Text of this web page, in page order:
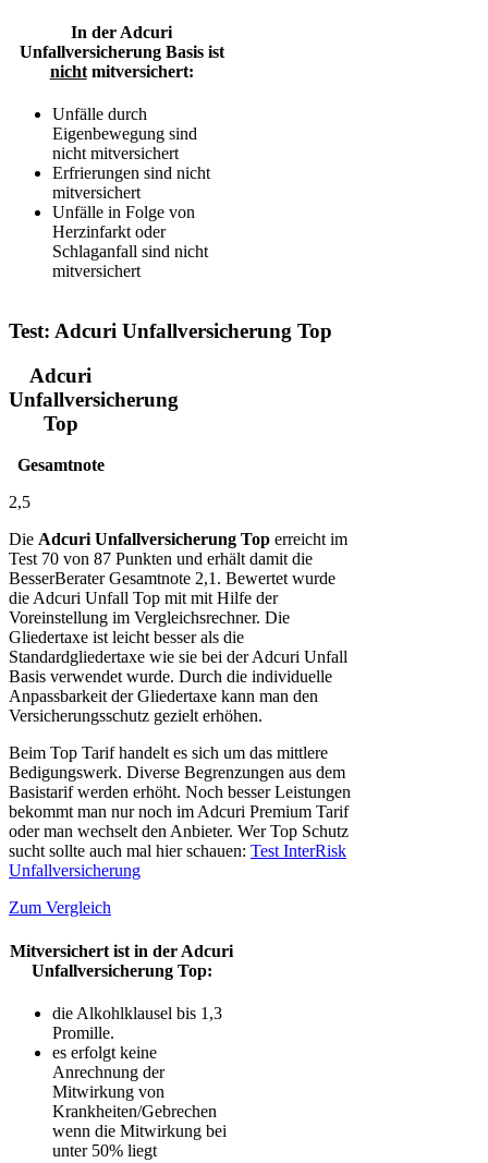
In der Adcuri
Unfallversicherung Basis ist
nichtmitversichert:
Unfälle durch
Eigenbewegung sind
nicht mitversichert
Erfrierungen sind nicht
mitversichert
Unfälle in Folge von
Herzinfarkt oder
Schlaganfall sind nicht
mitversichert
Test: Adcuri Unfallversicherung Top
Adcuri
Unfallversicherung
Top
Gesamtnote
2,5
Die Adcuri Unfallversicherung Top erreicht im
Test 70 von 87 Punkten und erhält damit die
BesserBerater Gesamtnote 2,1. Bewertet wurde
die Adcuri Unfall Top mit mit Hilfe der
Voreinstellung im Vergleichsrechner. Die
Gliedertaxe ist leicht besser als die
Standardgliedertaxe wie sie bei der Adcuri Unfall
Basis verwendet wurde. Durch die individuelle
Anpassbarkeit der Gliedertaxe kann man den
Versicherungsschutz gezielt erhöhen.
Beim Top Tarif handelt es sich um das mittlere
Bedigungswerk. Diverse Begrenzungen aus dem
Basistarif werden erhöht. Noch besser Leistungen
bekommt man nur noch im Adcuri Premium Tarif
oder man wechselt den Anbieter. Wer Top Schutz
sucht sollte auch mal hier schauen: Test InterRisk
Unfallversicherung
Zum Vergleich
Mitversichert ist in der Adcuri
Unfallversicherung Top:
die Alkohlklausel bis 1,3
Promille.
es erfolgt keine
Anrechnung der
Mitwirkung von
Krankheiten/Gebrechen
wenn die Mitwirkung bei
unter 50% liegt